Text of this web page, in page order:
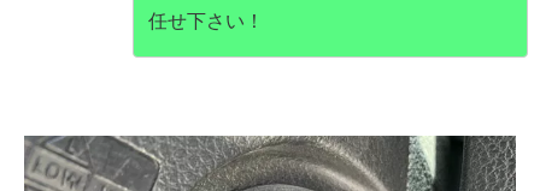
任せ下さい！